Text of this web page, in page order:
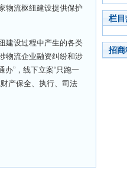
物流枢纽建设提供保护
建设过程中产生的各类
物流企业融资纠纷和涉
”，线下立案“只跑一
产保全、执行、司法
栏目
招商